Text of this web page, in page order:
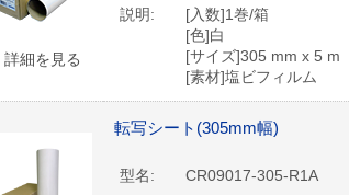
詳細を見る
説明:
[入数]1巻/箱
[色]白
[サイズ]305 mm x 5 m
[素材]塩ビフィルム
[表面基材の厚さ]62 μm
転写シート(305mm幅)
型名:
CR09017-305-R1A